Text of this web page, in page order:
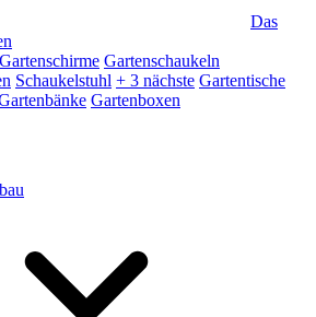
Das
Gartenschirme Gartenschaukeln
Schaukelstuhl + 3 nächste Gartentische
Gartenboxen